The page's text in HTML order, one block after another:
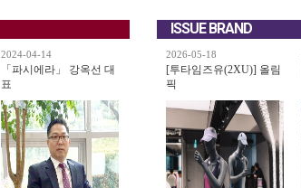
2024-04-14
「파시에라」 강옥선 대
표
ISSUE BRAND
2026-05-18
[투타임즈유(2XU)] 올림
픽